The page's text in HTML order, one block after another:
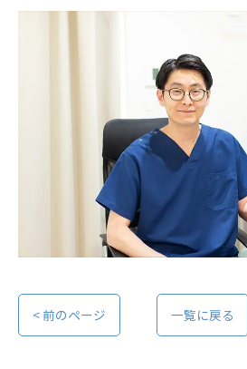
< 前のページ 一覧に戻る